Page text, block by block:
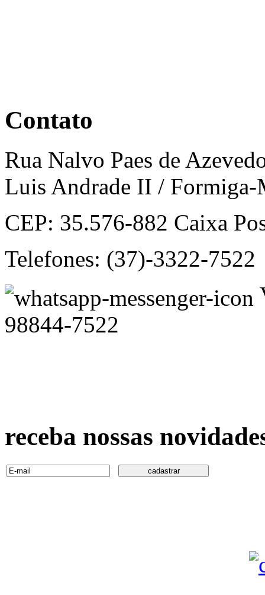
Contato
Rua Nalvo Paes de
Luis Andrade II / Formiga-
CEP: 35.576-882 Caixa
Telefones: (37)-3322-7522
98844-7522
receba nossas